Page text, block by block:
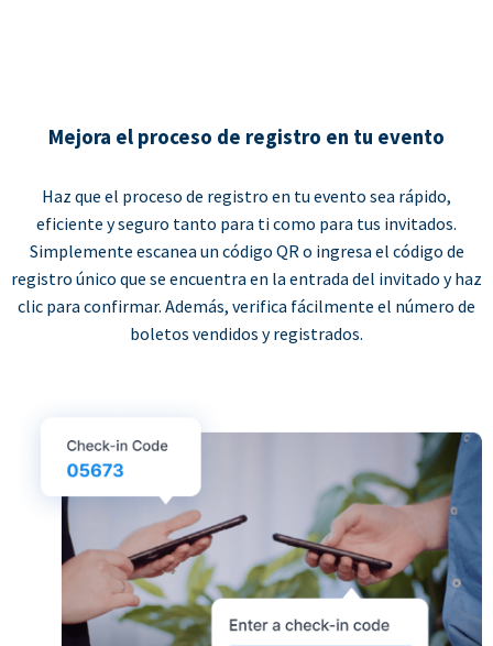
Mejora el proceso de registro en tu evento
Haz que el proceso de registro en tu evento sea rápido,
eficiente y seguro tanto para ti como para tus invitados.
Simplemente escanea un código QR o ingresa el código de
registro único que se encuentra en la entrada del invitado y haz
clic para confirmar. Además, verifica fácilmente el número de
boletos vendidos y registrados.